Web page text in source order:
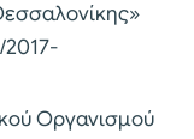
2017-
Οργανισμού